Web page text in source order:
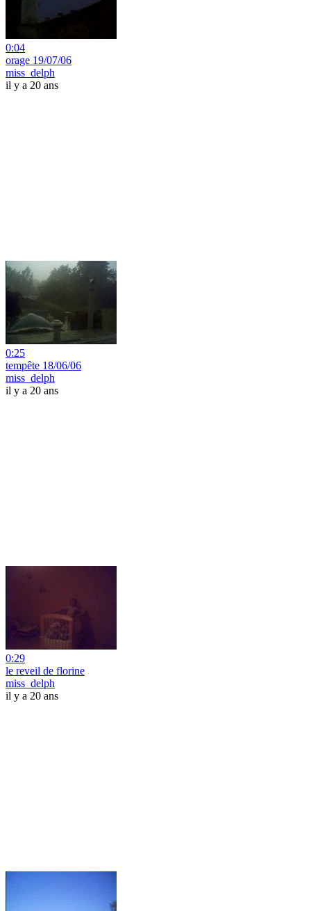
0:04
orage 19/07/06
miss_delph
il y a 20 ans
0:25
tempête 18/06/06
miss_delph
il y a 20 ans
0:29
le reveil de florine
miss_delph
il y a 20 ans